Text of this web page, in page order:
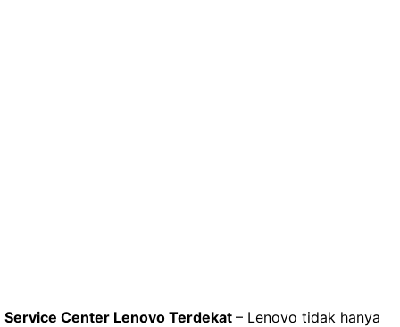
Service Center Lenovo Terdekat – Lenovo tidak hanya